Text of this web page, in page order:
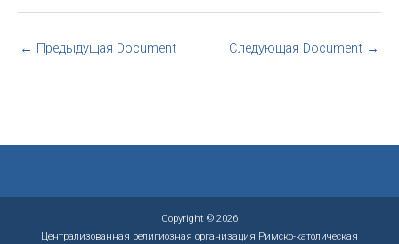
← Предыдущая Document Следующая Document →
Copyright © 2026
Централизованная религиозная организация Римско-католическая